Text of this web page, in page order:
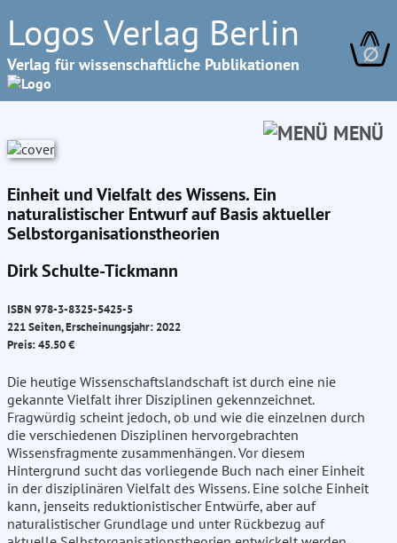
Logos Verlag Berlin
Verlag für wissenschaftliche Publikationen ∅
MENÜ
Einheit und Vielfalt des Wissens. Ein
naturalistischer Entwurf auf Basis aktueller
Selbstorganisationstheorien
Dirk Schulte-Tickmann
ISBN 978-3-8325-5425-5
221 Seiten, Erscheinungsjahr: 2022
Preis: 45.50 €
Die heutige Wissenschaftslandschaft ist durch eine nie
gekannte Vielfalt ihrer Disziplinen gekennzeichnet.
Fragwürdig scheint jedoch, ob und wie die einzelnen durch
die verschiedenen Disziplinen hervorgebrachten
Wissensfragmente zusammenhängen. Vor diesem
Hintergrund sucht das vorliegende Buch nach einer Einheit
in der disziplinären Vielfalt des Wissens. Eine solche Einheit
kann, jenseits reduktionistischer Entwürfe, aber auf
naturalistischer Grundlage und unter Rückbezug auf